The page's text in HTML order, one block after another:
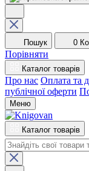
Пошук 0
Порівняти
Каталог товарів
Про нас Оплата та
публічної оферти
Меню
Каталог товарів